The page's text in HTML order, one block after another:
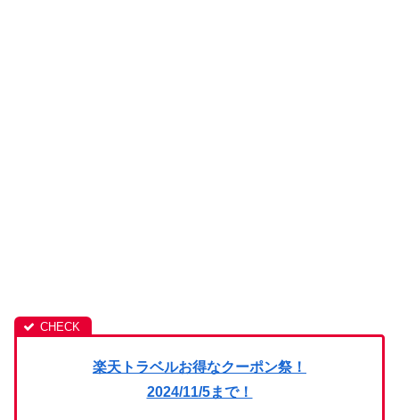
楽天トラベルお得なクーポン祭！
2024/11/5まで！